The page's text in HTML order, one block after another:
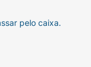
pelo caixa.